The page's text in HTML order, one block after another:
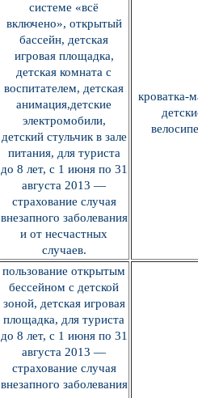
системе «всё
включено», открытый
бассейн, детская
игровая площадка,
детская комната с
воспитателем, детская
анимация,детские
электромобили,
детский стульчик в зале
питания, для туриста
до 8 лет, с 1 июня по 31
августа 2013 —
страхование случая
внезапного заболевания
и от несчастных
случаев.
кроватка-
пользование открытым
бессейном с детской
зоной, детская игровая
площадка, для туриста
до 8 лет, с 1 июня по 31
августа 2013 —
страхование случая
внезапного заболевания